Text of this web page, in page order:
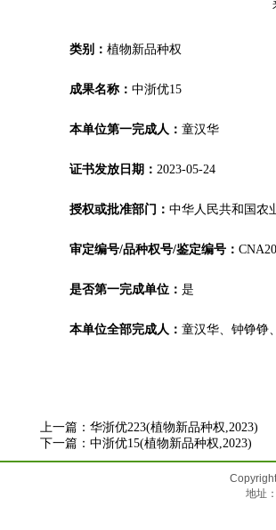
类别： 植物新品种权
成果名称： 中浙优15
本单位第一完成人： 童汉华
证书发放日期： 2023-05-24
授权或批准部门： 中华人民共和国农
审定编号/品种权号/鉴定编号：
是否第一完成单位： 是
本单位全部完成人： 童汉华、钟铮铮
上一篇： 华浙优223(植物新品种权,2023)
下一篇： 中浙优15(植物新品种权,2023)
地址